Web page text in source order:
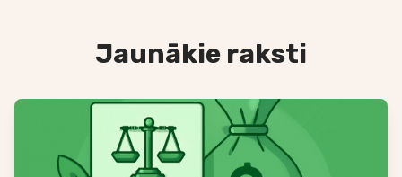
Jaunākie raksti